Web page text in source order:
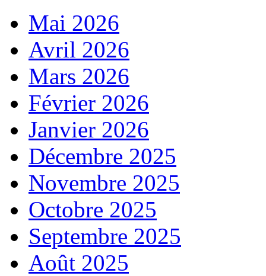
Mai 2026
Avril 2026
Mars 2026
Février 2026
Janvier 2026
Décembre 2025
Novembre 2025
Octobre 2025
Septembre 2025
Août 2025